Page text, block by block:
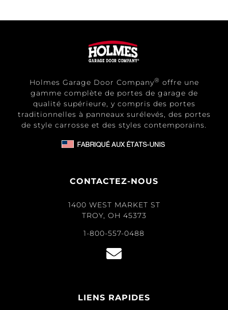
Holmes Garage Door Company® offre une
gamme complète de portes de garage de
qualité supérieure, y compris des portes
traditionnelles à panneaux surélevés, des portes
de style carrosse et des styles contemporains.
CONTACTEZ-NOUS
1400 WEST MARKET ST
TROY, OH 45373
1-800-557-0488
LIENS RAPIDES